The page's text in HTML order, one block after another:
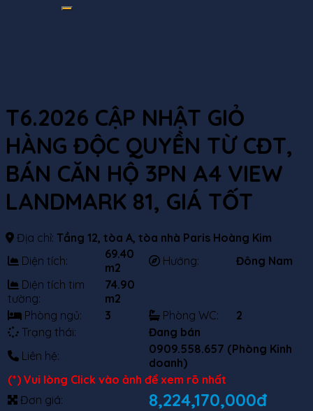
T6.2026 CẬP NHẬT GIỎ
HÀNG ĐỘC QUYỀN TỪ CĐT,
BÁN CĂN HỘ 3PN A4 VIEW
LANDMARK 81, GIÁ TỐT
Địa chỉ: Tầng 12, tòa A, tòa nhà Paris Hoàng Kim
Diện tích:
69.40
m2
Hướng:
Đông Nam
Diện tích tim
tường:
74.90
m2
Phòng ngủ:
3 Phòng WC:
2
Trạng thái:
Đang bán
Liên hệ:
0909.558.657 (Phòng Kinh
doanh)
(*) Vui lòng Click vào ảnh để xem rõ nhất
Đơn giá:
8,224,170,000đ